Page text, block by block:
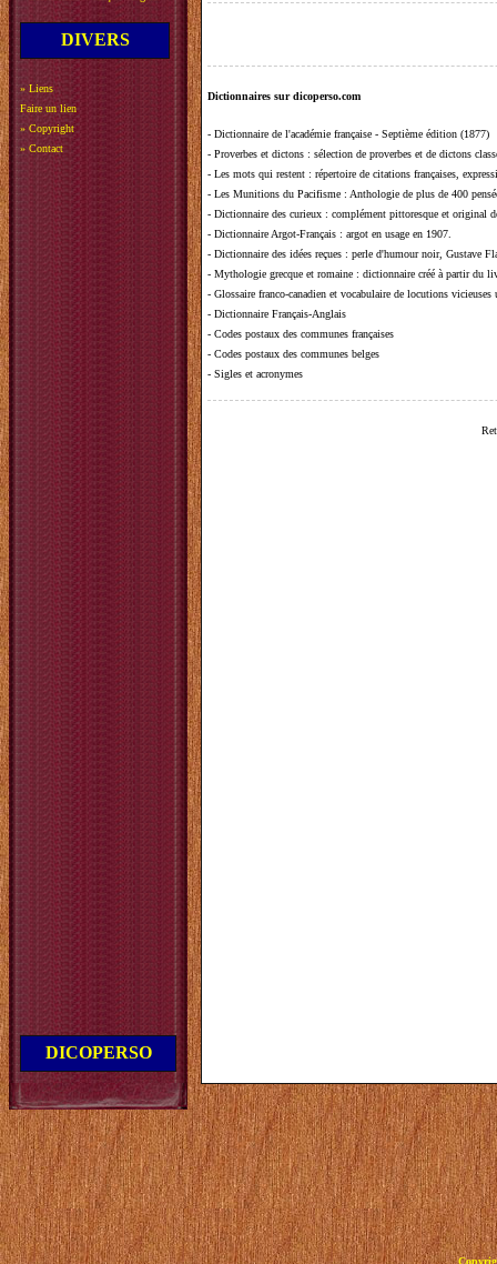
DIVERS
» Liens
Faire un lien
» Copyright
» Contact
DICOPERSO
Dictionnaires sur dicoperso.com
- Dictionnaire de l'académie française - Septième édition (1877)
- Proverbes et dictons : sélection de proverbes et de dictons
- Les mots qui restent : répertoire de citations françaises,
- Les Munitions du Pacifisme : Anthologie de plus de 400
- Dictionnaire des curieux : complément pittoresque et original
- Dictionnaire Argot-Français : argot en usage en 1907.
- Dictionnaire des idées reçues : perle d'humour noir, Gustave
- Mythologie grecque et romaine : dictionnaire créé à partir du
- Glossaire franco-canadien et vocabulaire de locutions vicieuses
- Dictionnaire Français-Anglais
- Codes postaux des communes françaises
- Codes postaux des communes belges
- Sigles et acronymes